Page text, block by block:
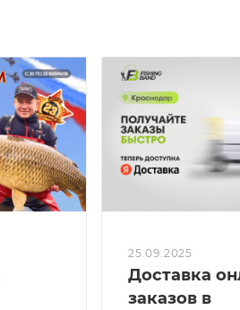
25.09.2025
Доставка
заказов в